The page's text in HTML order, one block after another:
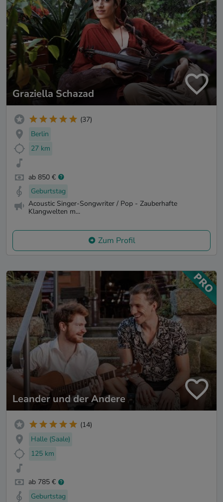
Graziella Schazad
(37)
Berlin
27 km
ab 850 €
Geburtstag
Acoustic Singer-Songwriter / Pop - Zauberhafte
Klangwelten m...
Zum Profil
Leander und der Andere
(14)
Halle (Saale)
125 km
ab 785 €
Geburtstag